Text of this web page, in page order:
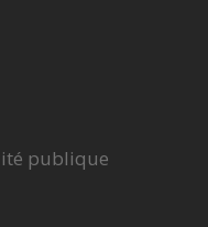
publique